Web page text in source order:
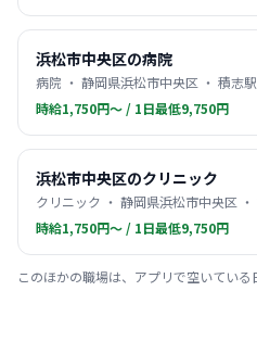
浜松市中央区の病院
病院 ・ 静岡県浜松市中央区 ・ 積志駅
時給1,750円〜 / 1日最低9,750円
浜松市中央区のクリニック
クリニック ・ 静岡県浜松市中央区
時給1,750円〜 / 1日最低9,750円
このほかの職場は、アプリで空いている